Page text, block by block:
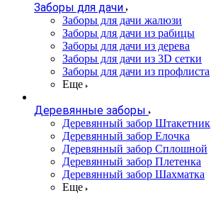
Заборы для дачи
Заборы для дачи жалюзи
Заборы для дачи из рабицы
Заборы для дачи из дерева
Заборы для дачи из 3D сетки
Заборы для дачи из профлиста
Еще
Деревянные заборы
Деревянный забор Штакетник
Деревянный забор Елочка
Деревянный забор Сплошной
Деревянный забор Плетенка
Деревянный забор Шахматка
Еще